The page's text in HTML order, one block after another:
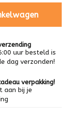
uur besteld is
dag verzonden!
verpakking!
aan bij je